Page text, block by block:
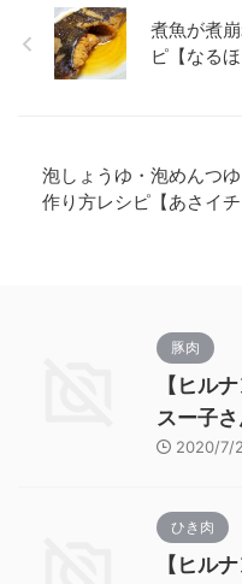
煮魚が煮
ピ【なる
泡しょうゆ・泡めんつ
作り方レシピ【あさイチ
豚肉
【ヒル
スー子さ
2020/7/
ひき肉
【ヒル